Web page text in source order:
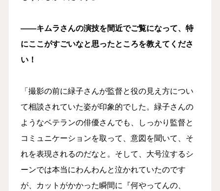
――キムラさんの演技を間近でご覧になって、特
にここがすごいなと思ったところを教えてくださ
い！
「撮影の前に緑子さんが監督と役の見え方につい
て相談されていた姿が印象的でした。緑子さんの
ようなベテランの俳優さんでも、しっかり監督と
コミュニケーションを取って、意図を聞いて、そ
れを表現されるのだなと。そして、大号泣するシ
ーンでは本当にわんわんと泣かれていたのです
が、カットがかかった瞬間に『何やってんの、